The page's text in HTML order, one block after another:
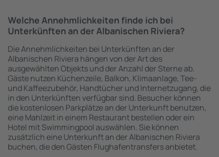
Welche Annehmlichkeiten finde ich bei
Unterkünften an der Albanischen Riviera?
Die Annehmlichkeiten bei Unterkünften an der
Albanischen Riviera hängen von der Art des
ausgewählten Objekts und der Anzahl der Sterne ab.
Gäste nutzen Küchenzeile, Balkon, Klimaanlage, Tee-
und Kaffeezubehör, Handtücher und Internetzugang, die
in den Unterkünften verfügbar sind. Besucher können
die kostenlosen Parkplätze an der Unterkunft benutzen,
eine Mahlzeit in einem Restaurant bestellen oder ein
Hotel mit Swimmingpool auswählen. Sie können
zusätzlich eine Unterkunft an der Albanischen Riviera
buchen, die den Gästen Flughafentransfers anbietet.